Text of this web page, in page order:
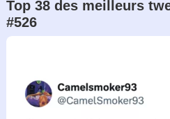
Top 38 des meilleurs
#526